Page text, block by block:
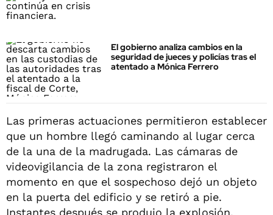
El gobierno analiza cambios en la
seguridad de jueces y policías tras el
atentado a Mónica Ferrero
Las primeras actuaciones permitieron establecer
que un hombre llegó caminando al lugar cerca
de la una de la madrugada. Las cámaras de
videovigilancia de la zona registraron el
momento en que el sospechoso dejó un objeto
en la puerta del edificio y se retiró a pie.
Instantes después se produjo la explosión.